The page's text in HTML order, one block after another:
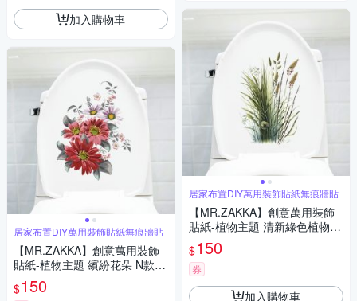
加入購物車
居家布置DIY萬用裝飾貼紙無痕牆貼
【MR.ZAKKA】創意萬用裝飾
貼紙-植物主題 繽紛花朵 N款
居家布置 DIY可移式壁貼 無痕
壁貼 牆貼
$150
居家布置DIY萬用裝飾貼紙無痕牆貼
【MR.ZAKKA】創意萬用裝飾
貼紙-植物主題 清新綠色植物 G
款 居家布置 DIY可移式壁貼 無
痕壁貼 牆貼
$150
券
加入購物車